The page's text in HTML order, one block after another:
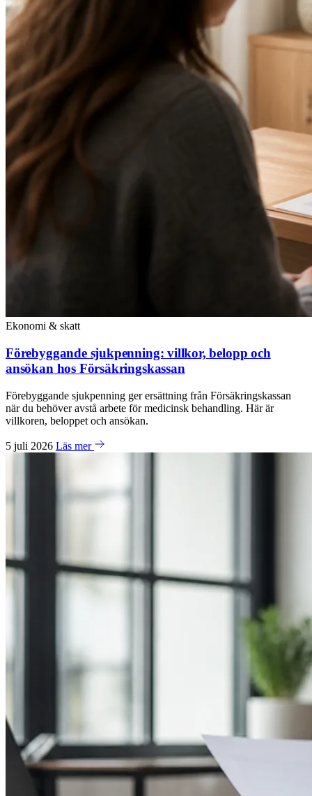
Ekonomi & skatt
Förebyggande sjukpenning: villkor, belopp och
ansökan hos Försäkringskassan
Förebyggande sjukpenning ger ersättning från Försäkringskassan
när du behöver avstå arbete för medicinsk behandling. Här är
villkoren, beloppet och ansökan.
5 juli 2026 Läs mer